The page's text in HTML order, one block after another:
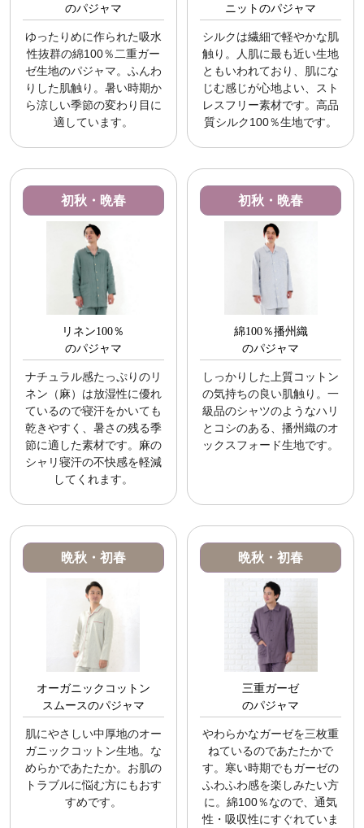
のパジャマ
ゆったりめに作られた吸水
性抜群の綿100％二重ガー
ゼ生地のパジャマ。ふんわ
りした肌触り。暑い時期か
ら涼しい季節の変わり目に
適しています。
ニットのパジャマ
シルクは繊細で軽やかな肌
触り。人肌に最も近い生地
ともいわれており、肌にな
じむ感じが心地よい、スト
レスフリー素材です。高品
質シルク100％生地です。
初秋・晩春
リネン100％
のパジャマ
ナチュラル感たっぷりのリ
ネン（麻）は放湿性に優れ
ているので寝汗をかいても
乾きやすく、暑さの残る季
節に適した素材です。麻の
シャリ寝汗の不快感を軽減
してくれます。
初秋・晩春
綿100％播州織
のパジャマ
しっかりした上質コットン
の気持ちの良い肌触り。一
級品のシャツのようなハリ
とコシのある、播州織のオ
ックスフォード生地です。
晩秋・初春
オーガニックコットン
スムースのパジャマ
肌にやさしい中厚地のオー
ガニックコットン生地。な
めらかであたたか。お肌の
トラブルに悩む方にもおす
すめです。
晩秋・初春
三重ガーゼ
のパジャマ
やわらかなガーゼを三枚重
ねているのであたたかで
す。寒い時期でもガーゼの
ふわふわ感を楽しみたい方
に。綿100％なので、通気
性・吸収性にすぐれていま